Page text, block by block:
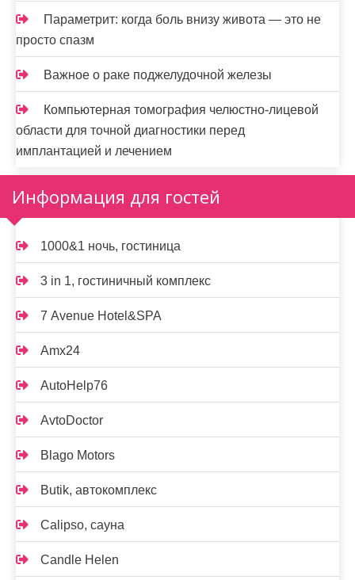
Параметрит: когда боль внизу живота — это не
просто спазм
Важное о раке поджелудочной железы
Компьютерная томография челюстно-лицевой
области для точной диагностики перед
имплантацией и лечением
Информация для гостей
1000&1 ночь, гостиница
3 in 1, гостиничный комплекс
7 Avenue Hotel&SPA
Amx24
AutoHelp76
AvtoDoctor
Blago Motors
Butik, автокомплекс
Calipso, сауна
Candle Helen